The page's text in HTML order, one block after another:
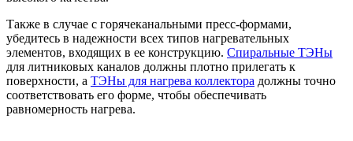
Также в случае с горячеканальными пресс-формами,
убедитесь в надежности всех типов нагревательных
элементов, входящих в ее конструкцию. Спиральные ТЭНы
для литниковых каналов должны плотно прилегать к
поверхности, а ТЭНы для нагрева коллектора должны точно
соответствовать его форме, чтобы обеспечивать
равномерность нагрева.